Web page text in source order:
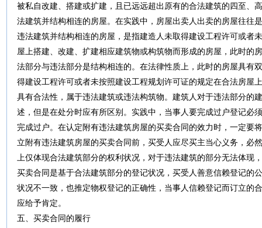
被私自改建、搭建或扩建，且已远远超出原有的合法建筑的四至、
法建筑并结构相连的房屋。在实践中，房屋出卖人出卖的房屋往往
违法建筑并结构相连的房屋，是指建造人未取得建设工程许可或者
屋上搭建、改建、扩建相应建筑物或构筑物而形成的房屋，此时的
法部分与违法部分是结构相连的。在法律性质上，此时的房屋具有
得建设工程许可或者未按照建设工程规划许可证的规定在合法房屋
具有合法性，属于违法建筑或违法构筑物。建筑人对于违法部分的
述，但是在处分时应有所区别。实践中，当事人要完成过户登记必
完成过户。在认定附有违法建筑房屋的买卖合同的效力时，一定要
立附有违法建筑房屋的买卖合同前，买受人应尽买主当心义务，必
上仅体现合法建筑部分的权利状况，对于违法建筑的部分无法体现
买卖合同是基于合法建筑部分的登记状况，买受人善意信赖登记的
状况不一致，也推定物权登记的正确性，当事人信赖登记而订立的
应给予肯定。
五、买卖合同的履行